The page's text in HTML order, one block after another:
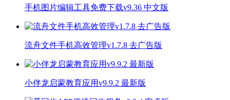
手机图片编辑工具免费下载v9.36 中文版
流舟文件手机高效管理v1.7.8 去广告版
小伴龙启蒙教育应用v9.9.2 最新版